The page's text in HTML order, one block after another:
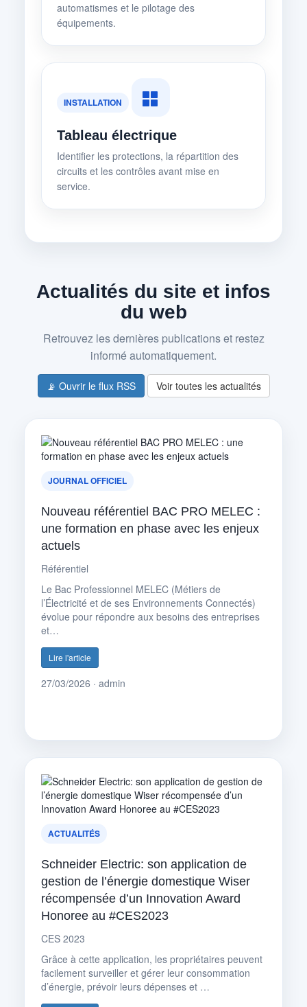
automatismes et le pilotage des
équipements.
INSTALLATION
Tableau électrique
Identifier les protections, la répartition des
circuits et les contrôles avant mise en
service.
Actualités du site et infos
du web
Retrouvez les dernières publications et restez
informé automatiquement.
📡 Ouvrir le flux RSS Voir toutes les actualités
JOURNAL OFFICIEL
Nouveau référentiel BAC PRO MELEC :
une formation en phase avec les enjeux
actuels
Référentiel
Le Bac Professionnel MELEC (Métiers de
l’Électricité et de ses Environnements Connectés)
évolue pour répondre aux besoins des entreprises
et…
Lire l'article
27/03/2026 · admin
ACTUALITÉS
Schneider Electric: son application de
gestion de l’énergie domestique Wiser
récompensée d’un Innovation Award
Honoree au #CES2023
CES 2023
Grâce à cette application, les propriétaires peuvent
facilement surveiller et gérer leur consommation
d’énergie, prévoir leurs dépenses et …